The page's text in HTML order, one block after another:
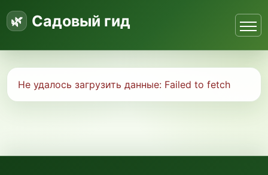
Садовый гид
Не удалось загрузить данные: Failed to fetch